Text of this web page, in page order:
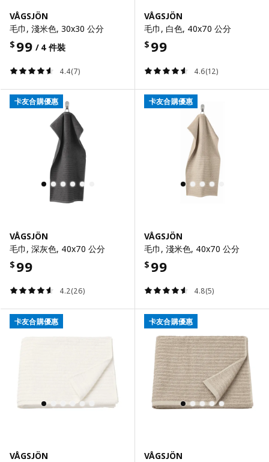
VÅGSJÖN
毛巾, 淺米色, 30x30 公分
$ 99 / 4 件裝
4.4(7)
VÅGSJÖN
毛巾, 白色, 40x70 公分
$ 99
4.6(12)
卡友合購優惠
VÅGSJÖN
毛巾, 深灰色, 40x70 公分
$ 99
4.2(26)
卡友合購優惠
VÅGSJÖN
毛巾, 淺米色, 40x70 公分
$ 99
4.8(5)
卡友合購優惠
VÅGSJÖN
卡友合購優惠
VÅGSJÖN